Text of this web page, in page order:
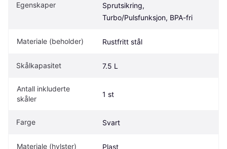
Egenskaper
Sprutsikring,
Turbo/Pulsfunksjon, BPA-fri
Materiale (beholder) Rustfritt stål
Skålkapasitet 7.5 L
Antall inkluderte
skåler
1 st
Farge Svart
Materiale (hylster) Plast